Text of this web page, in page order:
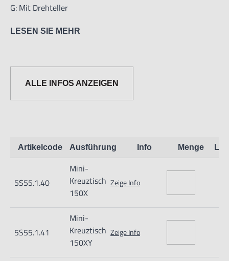
G: Mit Drehteller
Unsachgemäße Verwendung kann zu Schäden und
Verletzungen führen.
Importeur/Hersteller:
Varsseveld/ Netherlands, email: Info@hogetex.com
LESEN SIE MEHR
ALLE INFOS ANZEIGEN
Artikelcode Ausführung Info Menge
5S55.1.40
Mini-
Kreuztisch
150X
Zeige Info
5S55.1.41
Mini-
Kreuztisch
150XY
Zeige Info